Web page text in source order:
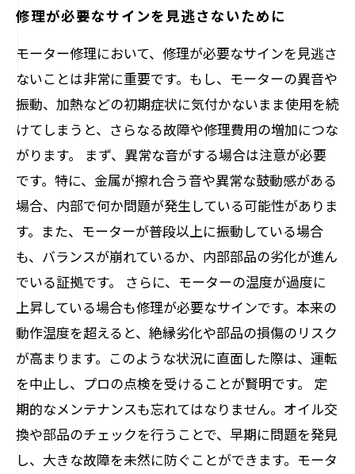
修理が必要なサインを見逃さないために
モーター修理において、修理が必要なサインを見逃さ
ないことは非常に重要です。もし、モーターの異音や
振動、加熱などの初期症状に気付かないまま使用を続
けてしまうと、さらなる故障や修理費用の増加につな
がります。 まず、異常な音がする場合は注意が必要
です。特に、金属が擦れ合う音や異常な鼓動感がある
場合、内部で何か問題が発生している可能性がありま
す。また、モーターが普段以上に振動している場合
も、バランスが崩れているか、内部部品の劣化が進ん
でいる証拠です。 さらに、モーターの温度が過度に
上昇している場合も修理が必要なサインです。本来の
動作温度を超えると、絶縁劣化や部品の損傷のリスク
が高まります。このような状況に直面した際は、運転
を中止し、プロの点検を受けることが賢明です。 定
期的なメンテナンスも忘れてはなりません。オイル交
換や部品のチェックを行うことで、早期に問題を発見
し、大きな故障を未然に防ぐことができます。モータ